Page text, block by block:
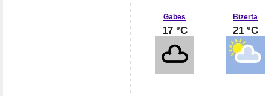
Gabes
17 °C
Bizerta
21 °C